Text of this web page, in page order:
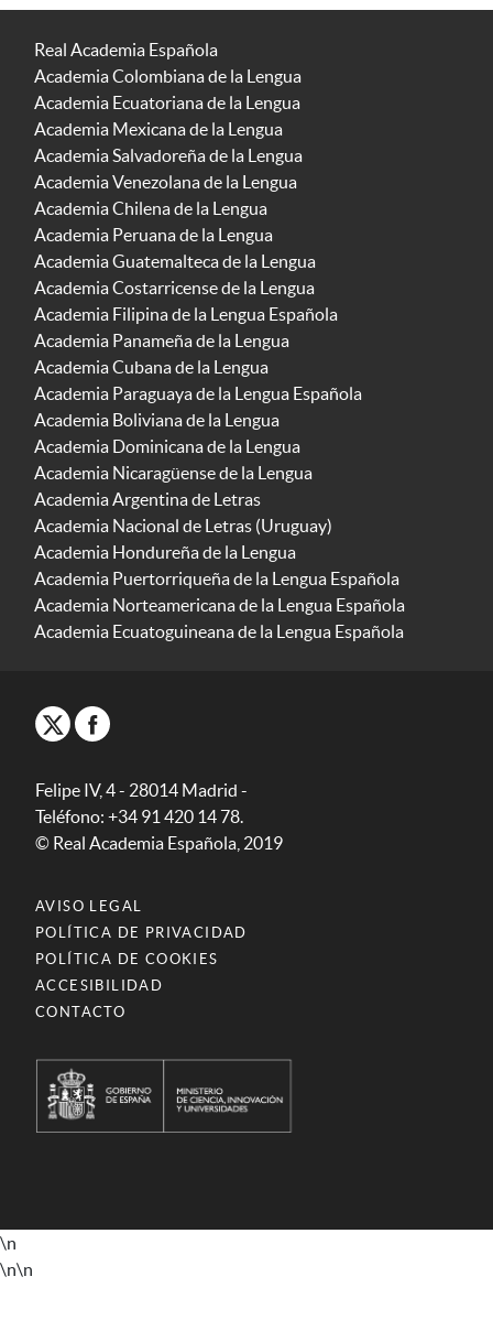
Real Academia Española
Academia Colombiana de la Lengua
Academia Ecuatoriana de la Lengua
Academia Mexicana de la Lengua
Academia Salvadoreña de la Lengua
Academia Venezolana de la Lengua
Academia Chilena de la Lengua
Academia Peruana de la Lengua
Academia Guatemalteca de la Lengua
Academia Costarricense de la Lengua
Academia Filipina de la Lengua Española
Academia Panameña de la Lengua
Academia Cubana de la Lengua
Academia Paraguaya de la Lengua Española
Academia Boliviana de la Lengua
Academia Dominicana de la Lengua
Academia Nicaragüense de la Lengua
Academia Argentina de Letras
Academia Nacional de Letras (Uruguay)
Academia Hondureña de la Lengua
Academia Puertorriqueña de la Lengua Española
Academia Norteamericana de la Lengua Española
Academia Ecuatoguineana de la Lengua Española
Felipe IV, 4 - 28014 Madrid -
Teléfono: +34 91 420 14 78.
© Real Academia Española, 2019
AVISO LEGAL
POLÍTICA DE PRIVACIDAD
POLÍTICA DE COOKIES
ACCESIBILIDAD
CONTACTO
\n
\n\n